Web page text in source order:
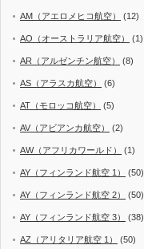
AM（アエロメヒコ航空） (12)
AO（オーストラリア航空） (1)
AR（アルゼンチン航空） (8)
AS（アラスカ航空） (6)
AT（モロッコ航空） (5)
AV（アビアンカ航空） (2)
AW（アフリカワールド） (1)
AY（フィンランド航空 1） (50)
AY（フィンランド航空 2） (50)
AY（フィンランド航空 3） (38)
AZ（アリタリア航空 1） (50)